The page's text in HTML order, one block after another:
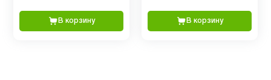
Кальций
В корзину В корзину